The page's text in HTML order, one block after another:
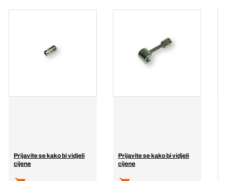
Prijavite se kako bi vidjeli
cijene
Prijavite se kako bi vidjeli
cijene